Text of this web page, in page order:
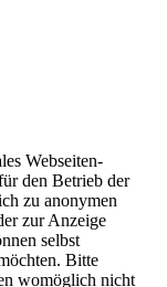
Webseiten-
den Betrieb der
zu anonymen
zur Anzeige
selbst
Bitte
womöglich nicht